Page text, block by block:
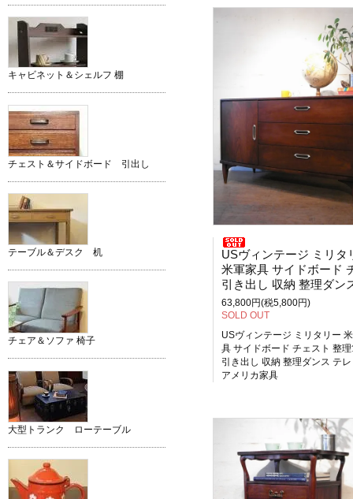
USヴィンテージ ミリタ
米軍家具 サイドボード チェス
引き出し 収納 整理ダンス テレビ台 アメリカ
63,800円(税5,800円)
SOLD OUT
USヴィンテージ ミリタリー
具 サイドボード チェスト 整
引き出し 収納 整理ダンス テ
アメリカ家具
キャビネット＆シェルフ 棚
チェスト＆サイドボード 引出し
テーブル＆デスク 机
チェア＆ソファ 椅子
大型トランク ローテーブル